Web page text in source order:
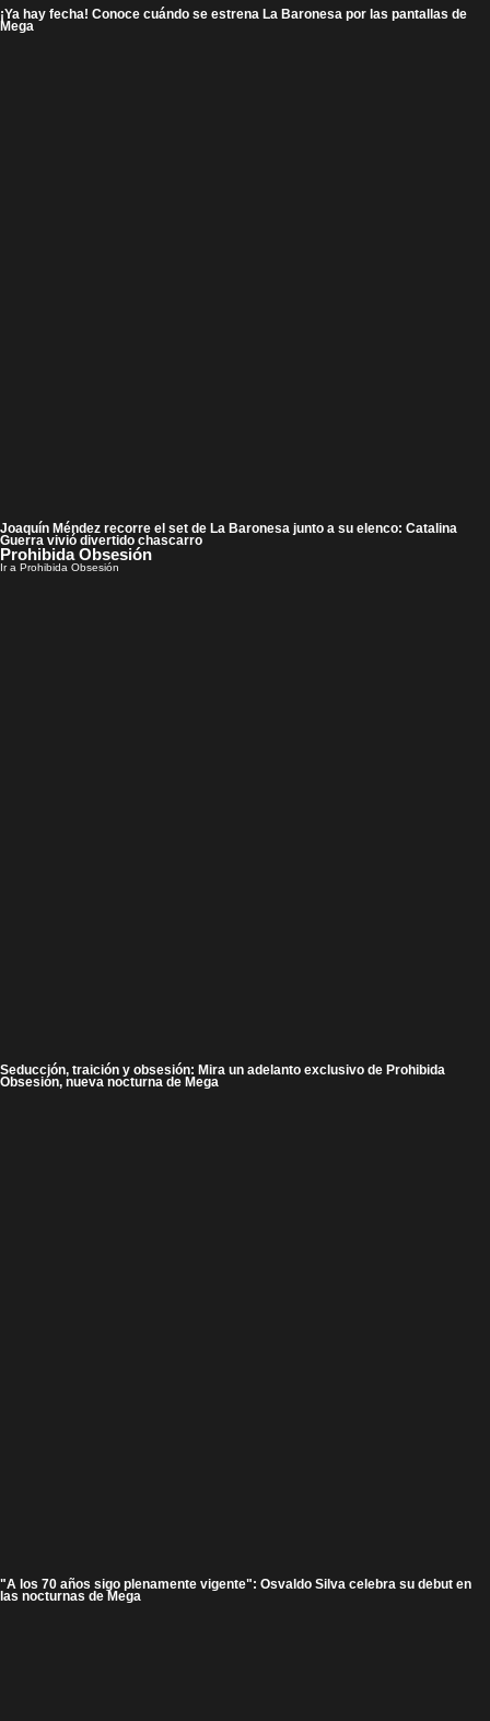
¡Ya hay fecha! Conoce cuándo se estrena La Baronesa por las pantallas de
Mega
Joaquín Méndez recorre el set de La Baronesa junto a su elenco: Catalina
Guerra vivió divertido chascarro
Prohibida Obsesión
Ir a Prohibida Obsesión
Seducción, traición y obsesión: Mira un adelanto exclusivo de Prohibida
Obsesión, nueva nocturna de Mega
"A los 70 años sigo plenamente vigente": Osvaldo Silva celebra su debut en
las nocturnas de Mega